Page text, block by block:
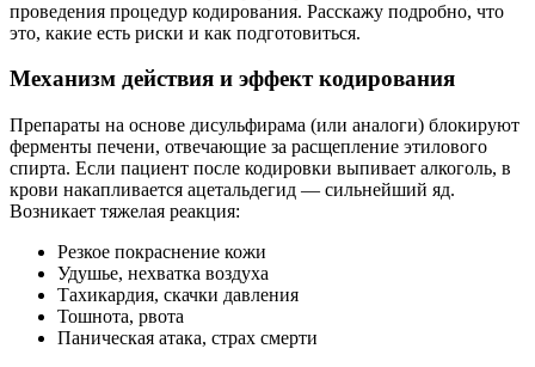
проведения процедур кодирования. Расскажу подробно, что
это, какие есть риски и как подготовиться.
Механизм действия и эффект кодирования
Препараты на основе дисульфирама (или аналоги) блокируют
ферменты печени, отвечающие за расщепление этилового
спирта. Если пациент после кодировки выпивает алкоголь, в
крови накапливается ацетальдегид — сильнейший яд.
Возникает тяжелая реакция:
Резкое покраснение кожи
Удушье, нехватка воздуха
Тахикардия, скачки давления
Тошнота, рвота
Паническая атака, страх смерти